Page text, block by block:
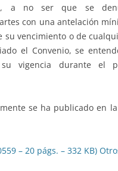
a no ser que se
con una antelación
su vencimiento o de
el Convenio, se
su vigencia durante el
se ha publicado en la
– 20 págs. – 332 KB)